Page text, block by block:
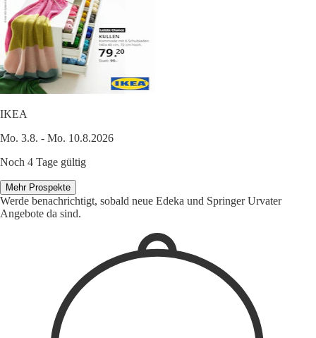
IKEA
Mo. 3.8. - Mo. 10.8.2026
Noch 4 Tage gültig
Mehr Prospekte
Werde benachrichtigt, sobald neue Edeka und Springer Urvater
Angebote da sind.